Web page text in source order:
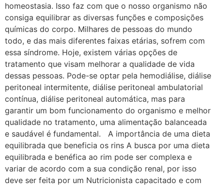
homeostasia. Isso faz com que o nosso organismo não
consiga equilibrar as diversas funções e composições
químicas do corpo. Milhares de pessoas do mundo
todo, e das mais diferentes faixas etárias, sofrem com
essa síndrome. Hoje, existem várias opções de
tratamento que visam melhorar a qualidade de vida
dessas pessoas. Pode-se optar pela hemodiálise, diálise
peritoneal intermitente, diálise peritoneal ambulatorial
contínua, diálise peritoneal automática, mas para
garantir um bom funcionamento do organismo e melhor
qualidade no tratamento, uma alimentação balanceada
e saudável é fundamental. A importância de uma dieta
equilibrada que beneficia os rins A busca por uma dieta
equilibrada e benéfica ao rim pode ser complexa e
variar de acordo com a sua condição renal, por isso
deve ser feita por um Nutricionista capacitado e com